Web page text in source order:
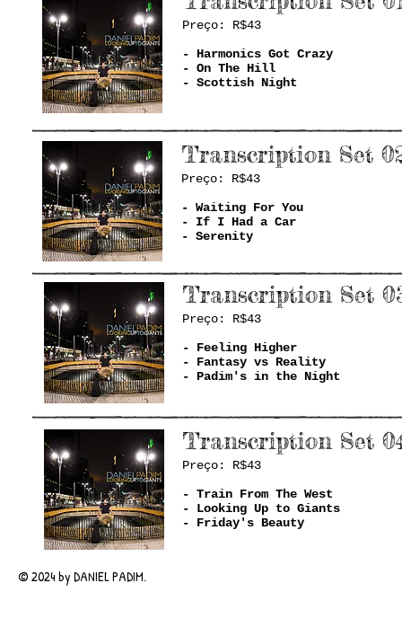
Preço: R$43
- Harmonics Got Crazy
- On The Hill
- Scottish Night
Transcription Set
Preço: R$43
- Waiting For You
- If I Had a Car
- Serenity
Transcription Set
Preço: R$43
- Feeling Higher
- Fantasy vs Reality
- Padim's in the Night
Transcription Set
Preço: R$43
- Train From The West
- Looking Up to Giants
- Friday's Beauty
© 2024 by DANIEL PADIM.